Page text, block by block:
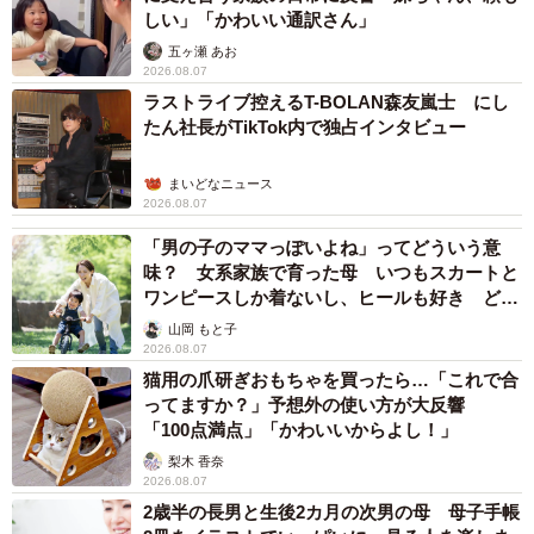
しい」「かわいい通訳さん」
五ヶ瀬 あお
2026.08.07
ラストライブ控えるT-BOLAN森友嵐士 にし
たん社長がTikTok内で独占インタビュー
まいどなニュース
2026.08.07
「男の子のママっぽいよね」ってどういう意
味？ 女系家族で育った母 いつもスカートと
ワンピースしか着ないし、ヒールも好き どの
へんが…
山岡 もと子
2026.08.07
猫用の爪研ぎおもちゃを買ったら…「これで合
ってますか？」予想外の使い方が大反響
「100点満点」「かわいいからよし！」
梨木 香奈
2026.08.07
2歳半の長男と生後2カ月の次男の母 母子手帳